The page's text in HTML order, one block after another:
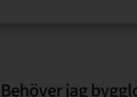
Behöver jag